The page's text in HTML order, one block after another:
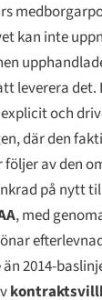
kan inte
leverera det.
och
där den
av den
på nytt
, med
2014-